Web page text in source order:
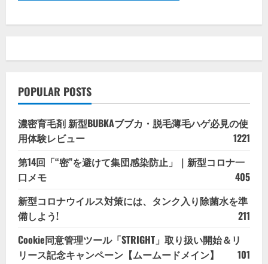
POPULAR POSTS
濃密育毛剤 新型BUBKAブブカ・脱毛薄毛ハゲ必見の使
用体験レビュー
1221
第14回「“密”を避けて集団感染防止」｜新型コロナ一
口メモ
405
新型コロナウイルス対策には、タンク入り除菌水を準
備しよう!
211
Cookie同意管理ツール「STRIGHT」取り扱い開始＆リ
リース記念キャンペーン【ムームードメイン】
101